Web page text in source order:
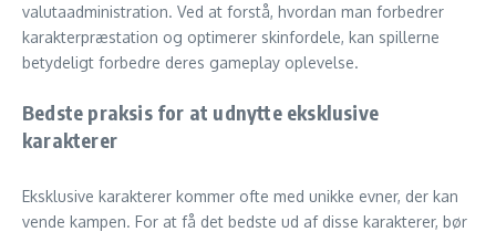
valutaadministration. Ved at forstå, hvordan man forbedrer
karakterpræstation og optimerer skinfordele, kan spillerne
betydeligt forbedre deres gameplay oplevelse.
Bedste praksis for at udnytte eksklusive
karakterer
Eksklusive karakterer kommer ofte med unikke evner, der kan
vende kampen. For at få det bedste ud af disse karakterer, bør